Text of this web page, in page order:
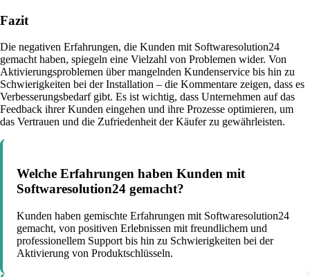
Fazit
Die negativen Erfahrungen, die Kunden mit Softwaresolution24
gemacht haben, spiegeln eine Vielzahl von Problemen wider. Von
Aktivierungsproblemen über mangelnden Kundenservice bis hin zu
Schwierigkeiten bei der Installation – die Kommentare zeigen, dass es
Verbesserungsbedarf gibt. Es ist wichtig, dass Unternehmen auf das
Feedback ihrer Kunden eingehen und ihre Prozesse optimieren, um
das Vertrauen und die Zufriedenheit der Käufer zu gewährleisten.
Welche Erfahrungen haben Kunden mit
Softwaresolution24 gemacht?
Kunden haben gemischte Erfahrungen mit Softwaresolution24
gemacht, von positiven Erlebnissen mit freundlichem und
professionellem Support bis hin zu Schwierigkeiten bei der
Aktivierung von Produktschlüsseln.